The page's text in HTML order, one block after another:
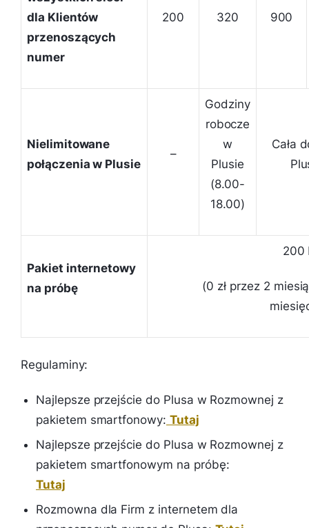
dla Klientów
przenoszących
numer
200 320 900
Nielimitowane
połączenia w Plusie
–
Godziny
robocze
w
Plusie
(8.00-
18.00)
Cała
Pakiet internetowy
na próbę
200
(0 zł przez 2
Regulaminy:
Najlepsze przejście do Plusa w Rozmownej z
pakietem smartfonowy: Tutaj
Najlepsze przejście do Plusa w Rozmownej z
pakietem smartfonowym na próbę:
Tutaj
Rozmowna dla Firm z internetem dla